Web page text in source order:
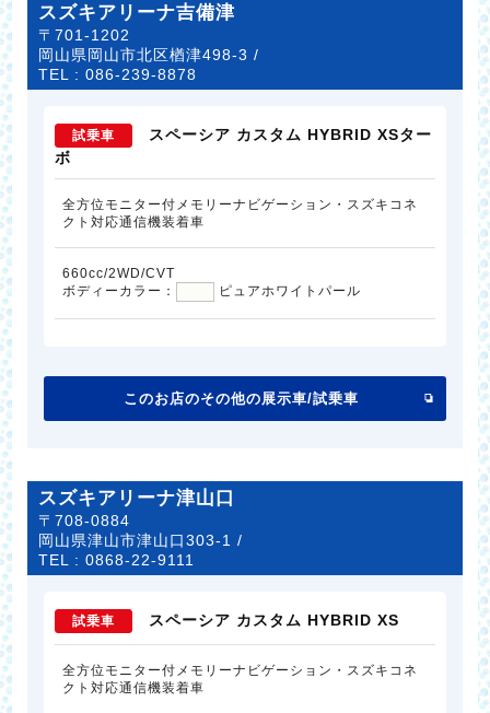
スズキアリーナ吉備津
〒701-1202
岡山県岡山市北区楢津498-3 /
TEL :086-239-8878
試乗車
スペーシア カスタム HYBRID XSター
ボ
全方位モニター付メモリーナビゲーション・スズキコネ
クト対応通信機装着車
660cc/2WD/CVT
ボディーカラー：
ピュアホワイトパール
このお店のその他の展示車/試乗車
スズキアリーナ津山口
〒708-0884
岡山県津山市津山口303-1 /
TEL :0868-22-9111
試乗車 スペーシア カスタム HYBRID XS
全方位モニター付メモリーナビゲーション・スズキコネ
クト対応通信機装着車